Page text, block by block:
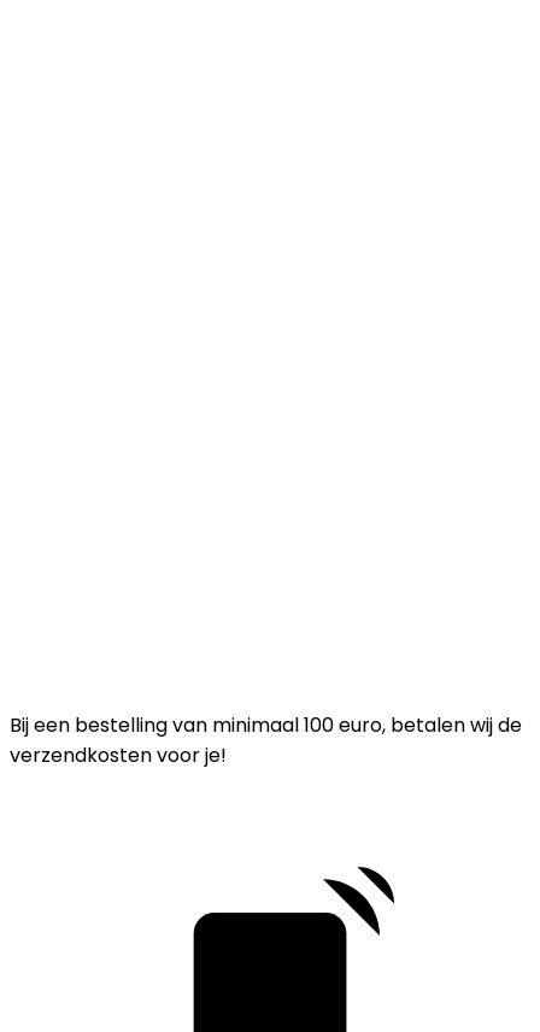
Bij een bestelling van minimaal 100 euro, betalen wij de
verzendkosten voor je!